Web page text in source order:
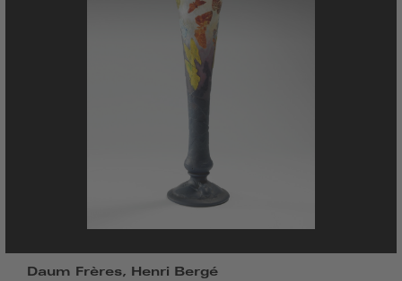
Daum Frères, Henri Bergé